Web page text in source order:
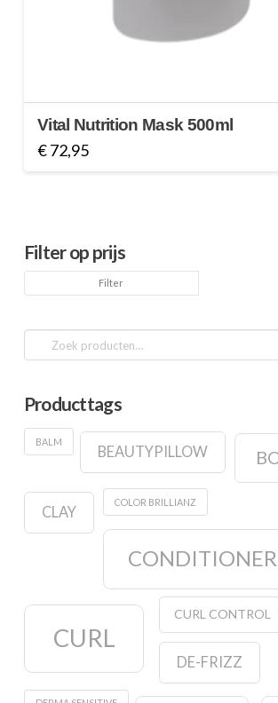
Vital Nutrition Mask 500ml
€72,95
Filter op prijs
prijs
prijs
Filter
Zoeken
naar:
Producttags
BALM
BEAUTYPILLOW
CLAY
COLOR BRILLIANZ
CONDITIONER
CURL
CURL CONTROL
DE-FRIZZ